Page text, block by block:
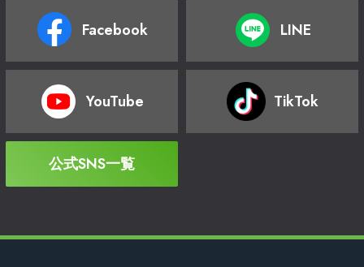
Facebook LINE
YouTube TikTok
公式SNS一覧